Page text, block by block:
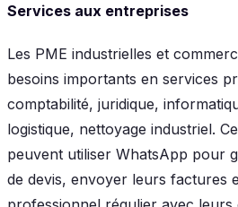
Services aux entreprises
Les PME industrielles et
besoins importants en services
comptabilité, juridique,
logistique, nettoyage industriel.
peuvent utiliser WhatsApp pour
de devis, envoyer leurs factures